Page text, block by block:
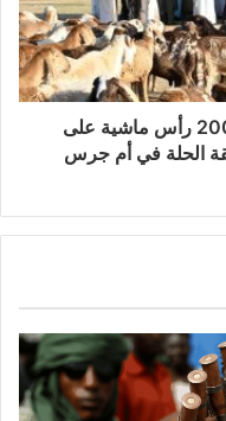
الفريق الإنساني الإماراتي يوزع 200 رأس ماشية على
الحلة في أم جرس